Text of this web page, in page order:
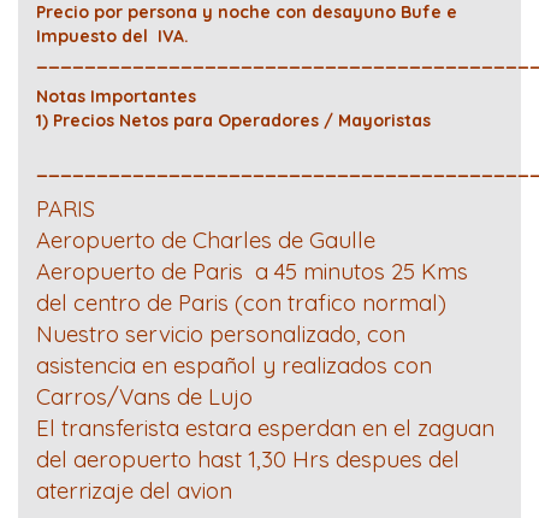
Precio por persona y noche con desayuno Bufe e
Impuesto del IVA.
Notas Importantes
1) Precios Netos para Operadores / Mayoristas
PARIS
Aeropuerto de Charles de Gaulle
Aeropuerto de Paris a 45 minutos 25 Kms
del centro de Paris (con trafico normal)
Nuestro servicio personalizado, con
asistencia en español y realizados con
Carros/Vans de Lujo
El transferista estara esperdan en el zaguan
del aeropuerto hast 1,30 Hrs despues del
aterrizaje del avion